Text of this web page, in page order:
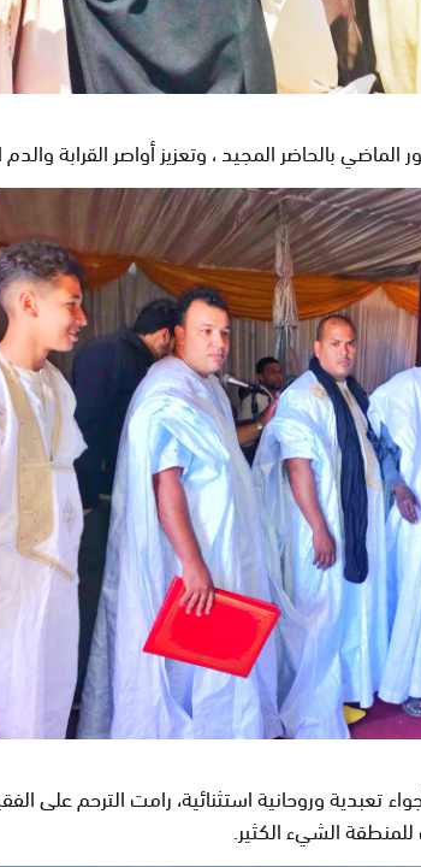
بالحاضر المجيد ، وتعزيز أواصر القرابة
تعبدية وروحانية استثنائية، رامت الترحم على
الشيء الكثير.